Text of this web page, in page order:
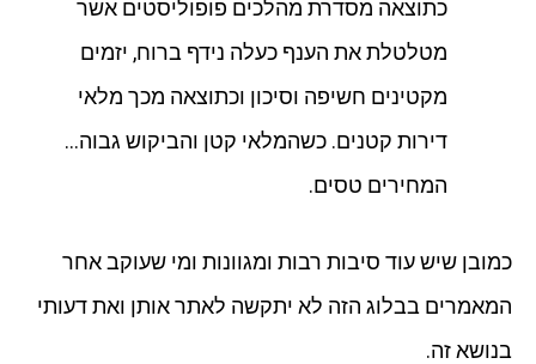
כתוצאה מסדרת מהלכים פופוליסטים אשר
מטלטלת את הענף כעלה נידף ברוח, יזמים
מקטינים חשיפה וסיכון וכתוצאה מכך מלאי
דירות קטנים. כשהמלאי קטן והביקוש גבוה…
המחירים טסים.
כמובן שיש עוד סיבות רבות ומגוונות ומי שעוקב אחר
המאמרים בבלוג הזה לא יתקשה לאתר אותן ואת דעותי
בנושא זה.